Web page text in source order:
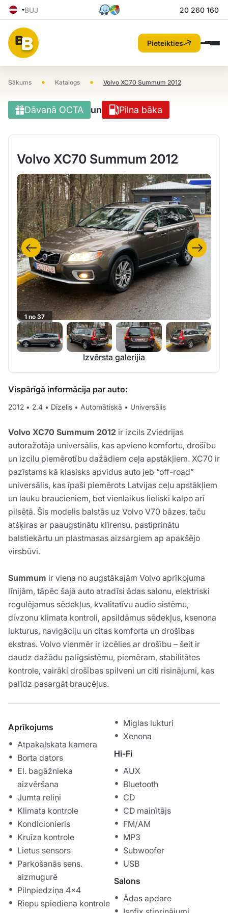
BUJ 20 260 160
Pieteikties
Sākums • Katalogs • Volvo XC70 Summum 2012
Dāvanā OCTA un Pilna bāka
Volvo XC70 Summum 2012
1 no 37
Izvērsta galerijia
Vispārīgā informācija par auto:
2012 • 2.4 • Dīzelis • Automātiskā • Universālis
Volvo XC70 Summum 2012 ir izcils Zviedrijas
autoražotāja universālis, kas apvieno komfortu, drošību
un izcilu piemērotību dažādiem ceļa apstākļiem. XC70 ir
pazīstams kā klasisks apvidus auto jeb “off-road”
universālis, kas īpaši piemērots Latvijas ceļu apstākļiem
un lauku braucieniem, bet vienlaikus lieliski kalpo arī
pilsētā. Šis modelis balstās uz Volvo V70 bāzes, taču
atšķiras ar paaugstinātu klīrensu, pastiprinātu
balstiekārtu un plastmasas aizsargiem ap apakšējo
virsbūvi.
Summum ir viena no augstākajām Volvo aprīkojuma
līnijām, tāpēc šajā auto atradīsi ādas salonu, elektriski
regulējamus sēdekļus, kvalitatīvu audio sistēmu,
divzonu klimata kontroli, apsildāmus sēdekļus, ksenona
lukturus, navigāciju un citas komforta un drošības
ekstras. Volvo vienmēr ir izcēlies ar drošību – šeit ir
daudz dažādu palīgsistēmu, piemēram, stabilitātes
kontrole, vairāki drošības spilveni un citi risinājumi, kas
palīdz pasargāt braucējus.
Aprīkojums
Atpakaļskata kamera
Borta dators
El. bagāžnieka
aizvēršana
Jumta reliņi
Klimata kontrole
Kondicionieris
Kruīza kontrole
Lietus sensors
Parkošanās sens.
aizmugurē
Pilnpiedziņa 4x4
Riepu spiediena kontrole
Miglas lukturi
Xenona
Hi-Fi
AUX
Bluetooth
CD
CD mainītājs
FM/AM
MP3
Subwoofer
USB
Salons
Ādas apdare